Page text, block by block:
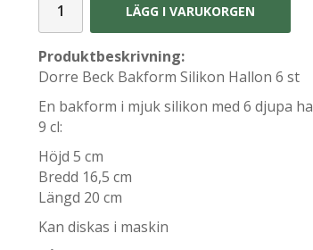
LÄGG I VARUKORGEN
Produktbeskrivning:
Dorre Beck Bakform Silikon Hallon 6 st
En bakform i mjuk silikon med 6 djupa
9 cl:
Höjd 5 cm
Bredd 16,5 cm
Längd 20 cm
Kan diskas i maskin